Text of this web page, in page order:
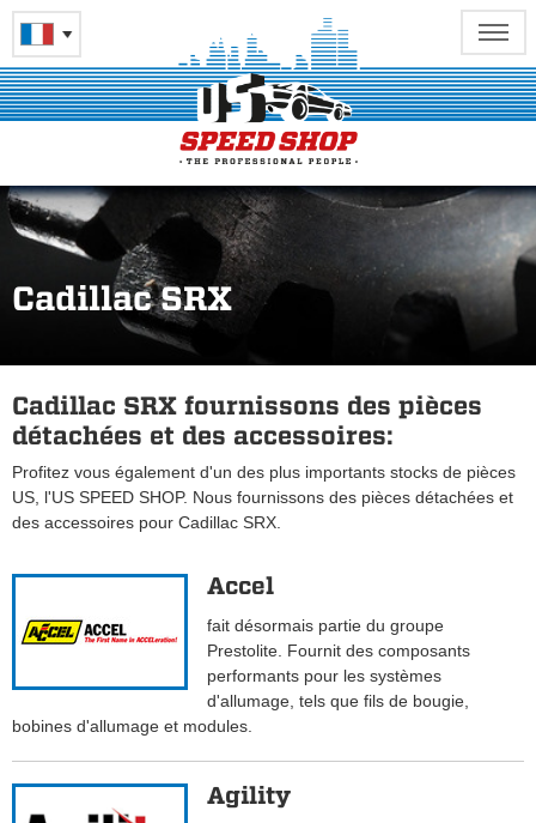
Cadillac SRX
Cadillac SRX fournissons des pièces
détachées et des accessoires:
Profitez vous également d'un des plus importants stocks de pièces
US, l'US SPEED SHOP. Nous fournissons des pièces détachées et
des accessoires pour Cadillac SRX.
Accel
fait désormais partie du groupe
Prestolite. Fournit des composants
performants pour les systèmes
d'allumage, tels que fils de bougie,
bobines d'allumage et modules.
Agility